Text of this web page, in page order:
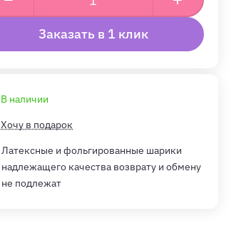
Заказать в 1 клик
В наличии
Хочу в подарок
Латексные и фольгированные шарики
надлежащего качества возврату и обмену
не подлежат